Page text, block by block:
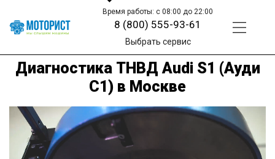
Время работы: с 08:00 до 22:00
8 (800) 555-93-61
Выбрать сервис
Диагностика ТНВД Audi S1 (Ауди
С1) в Москве